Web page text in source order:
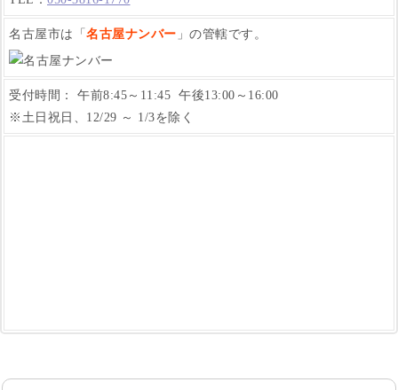
名古屋市は「 名古屋ナンバー 」の管轄です。
受付時間： 午前8:45～11:45 午後13:00～16:00
※土日祝日、12/29 ～ 1/3を除く